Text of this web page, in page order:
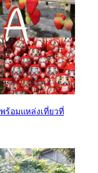
ร้อมแหล่งเที่ยวที่